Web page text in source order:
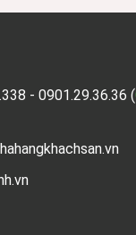
- 0901.29.36.36 (